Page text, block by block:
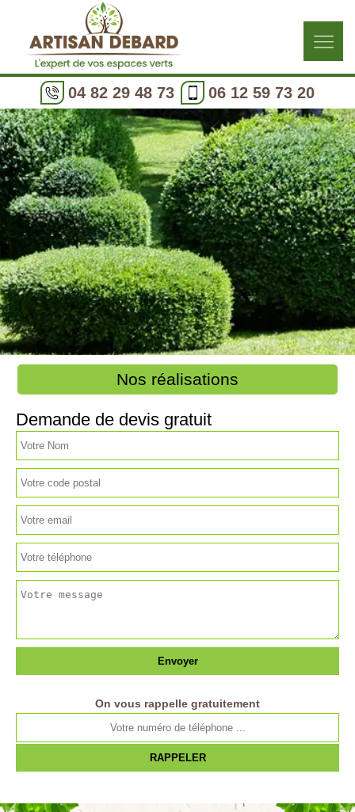
04 82 29 48 73 06 12 59 73 20
Nos réalisations
Demande de devis gratuit
On vous rappelle gratuitement